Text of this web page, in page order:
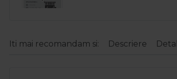
Iti mai recomandam si: Descriere